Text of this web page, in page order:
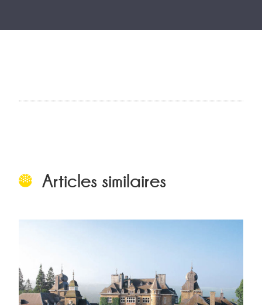
Articles similaires